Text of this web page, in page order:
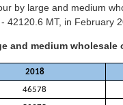
by large and medium
42120.6 MT, in February
and medium wholesale
2018
46578